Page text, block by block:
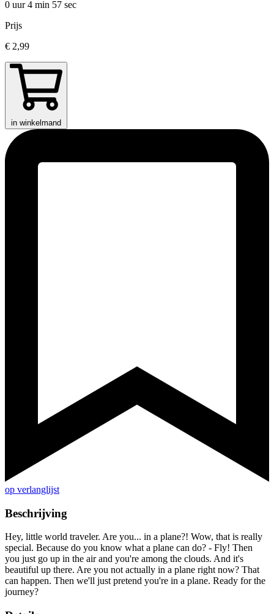
0 uur 4 min 57 sec
Prijs
€ 2,99
in winkelmand
op verlanglijst
Beschrijving
Hey, little world traveler. Are you... in a plane?! Wow, that is really
special. Because do you know what a plane can do? - Fly! Then
you just go up in the air and you're among the clouds. And it's
beautiful up there. Are you not actually in a plane right now? That
can happen. Then we'll just pretend you're in a plane. Ready for the
journey?